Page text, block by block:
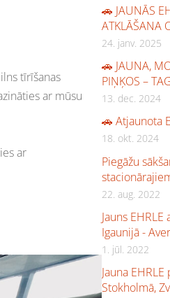
🚗 JAUNĀS
ATKLĀŠANA
24. janv. 2025
🚗 JAUNA,
PIŅĶOS –
13. dec. 2024
🚗 Atjaunota
18. okt. 2024
Piegāžu
22. aug. 2022
Jauns
Igaunijā -
1. jūl. 2022
Jauna
Stokholmā,
tīrīšanas
ar mūsu
ar